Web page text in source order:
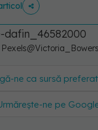
ne ca sursă
ne pe